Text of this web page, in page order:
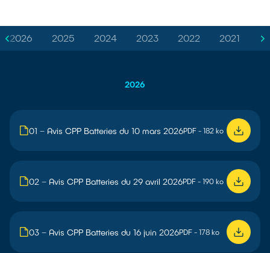
2026 2025 2024 2023 2022 2021
2026
01 – Avis CPP Batteries du 10 mars 2026PDF - 182 ko
02 – Avis CPP Batteries du 29 avril 2026PDF - 190 ko
03 – Avis CPP Batteries du 16 juin 2026PDF - 178 ko